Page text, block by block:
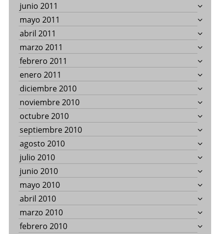
junio 2011
mayo 2011
abril 2011
marzo 2011
febrero 2011
enero 2011
diciembre 2010
noviembre 2010
octubre 2010
septiembre 2010
agosto 2010
julio 2010
junio 2010
mayo 2010
abril 2010
marzo 2010
febrero 2010